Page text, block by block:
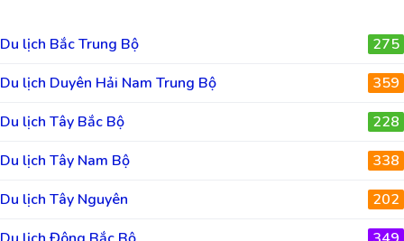
Du lịch Bắc Trung Bộ
275
Du lịch Duyên Hải Nam Trung Bộ
359
Du lịch Tây Bắc Bộ
228
Du lịch Tây Nam Bộ
338
Du lịch Tây Nguyên
202